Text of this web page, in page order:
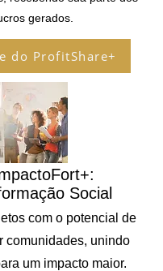
gerados.
do ProfitShare+
Social
com o potencial de
comunidades, unindo
um impacto maior.